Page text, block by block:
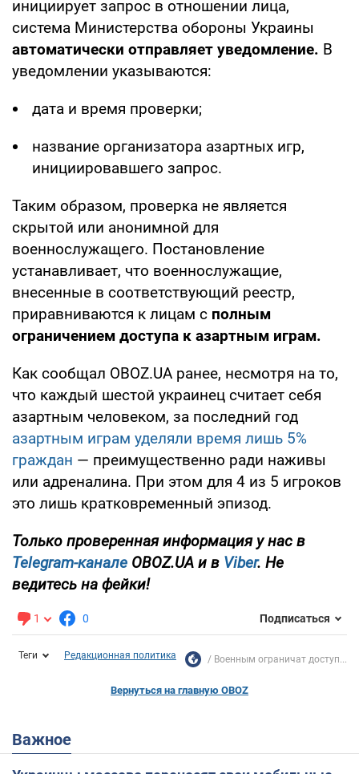
инициирует запрос в отношении лица,
система Министерства обороны Украины
автоматически отправляет уведомление. В
уведомлении указываются:
дата и время проверки;
название организатора азартных игр,
инициировавшего запрос.
Таким образом, проверка не является
скрытой или анонимной для
военнослужащего. Постановление
устанавливает, что военнослужащие,
внесенные в соответствующий реестр,
приравниваются к лицам с полным
ограничением доступа к азартным играм.
Как сообщал OBOZ.UA ранее, несмотря на то,
что каждый шестой украинец считает себя
азартным человеком, за последний год
азартным играм уделяли время лишь 5%
граждан — преимущественно ради наживы
или адреналина. При этом для 4 из 5 игроков
это лишь кратковременный эпизод.
Только проверенная информация у нас в
Telegram-канале OBOZ.UA и в Viber. Не
ведитесь на фейки!
1 0 Подписаться
Теги Редакционная политика Военным ограничат доступ...
Вернуться на главную OBOZ
Важное